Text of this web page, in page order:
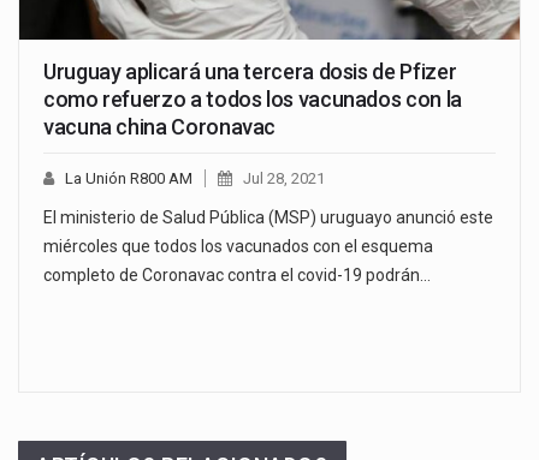
Uruguay aplicará una tercera dosis de Pfizer
como refuerzo a todos los vacunados con la
vacuna china Coronavac
La Unión R800 AM Jul 28, 2021
El ministerio de Salud Pública (MSP) uruguayo anunció este
miércoles que todos los vacunados con el esquema
completo de Coronavac contra el covid-19 podrán…